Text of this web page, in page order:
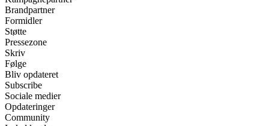
Brandpartner
Formidler
Støtte
Pressezone
Skriv
Følge
Bliv opdateret
Subscribe
Sociale medier
Opdateringer
Community